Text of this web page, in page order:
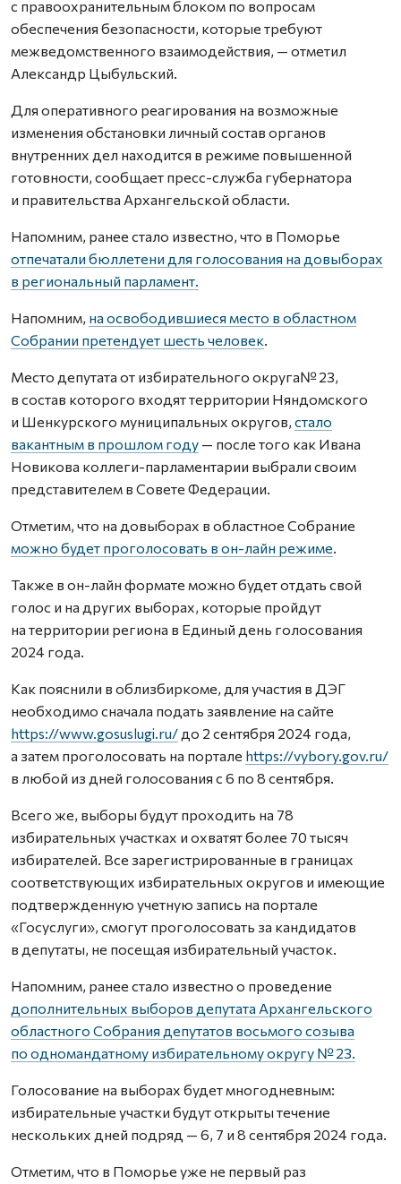
с правоохранительным блоком по вопросам
обеспечения безопасности, которые требуют
межведомственного взаимодействия, — отметил
Александр Цыбульский.
Для оперативного реагирования на возможные
изменения обстановки личный состав органов
внутренних дел находится в режиме повышенной
готовности, сообщает пресс-служба губернатора
и правительства Архангельской области.
Напомним, ранее стало известно, что в Поморье
отпечатали бюллетени для голосования на довыборах
в региональный парламент.
Напомним, на освободившиеся место в областном
Собрании претендует шесть человек.
Место депутата от избирательного округа№ 23,
в состав которого входят территории Няндомского
и Шенкурского муниципальных округов, стало
вакантным в прошлом году — после того как Ивана
Новикова коллеги-парламентарии выбрали своим
представителем в Совете Федерации.
Отметим, что на довыборах в областное Собрание
можно будет проголосовать в он-лайн режиме.
Также в он-лайн формате можно будет отдать свой
голос и на других выборах, которые пройдут
на территории региона в Единый день голосования
2024 года.
Как пояснили в облизбиркоме, для участия в ДЭГ
необходимо сначала подать заявление на сайте
https://www.gosuslugi.ru/ до 2 сентября 2024 года,
а затем проголосовать на портале https://vybory.gov.ru/
в любой из дней голосования с 6 по 8 сентября.
Всего же, выборы будут проходить на 78
избирательных участках и охватят более 70 тысяч
избирателей. Все зарегистрированные в границах
соответствующих избирательных округов и имеющие
подтвержденную учетную запись на портале
«Госуслуги», смогут проголосовать за кандидатов
в депутаты, не посещая избирательный участок.
Напомним, ранее стало известно о проведение
дополнительных выборов депутата Архангельского
областного Собрания депутатов восьмого созыва
по одномандатному избирательному округу № 23.
Голосование на выборах будет многодневным:
избирательные участки будут открыты течение
нескольких дней подряд — 6, 7 и 8 сентября 2024 года.
Отметим, что в Поморье уже не первый раз